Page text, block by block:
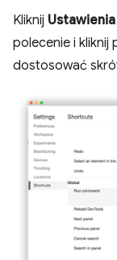
Kliknij Ustawienia
polecenie i kliknij
dostosować